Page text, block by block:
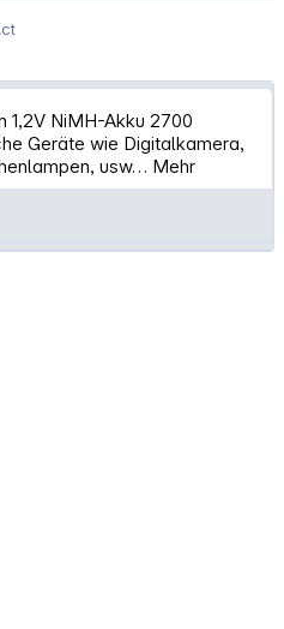
1,2V NiMH-Akku 2700
Geräte wie Digitalkamera,
usw… Mehr